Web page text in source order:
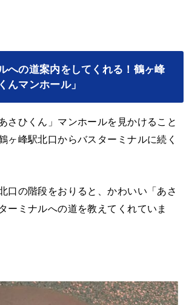
への道案内をしてくれる！鶴ヶ峰
んマンホール」
さひくん」マンホールを見かけること
ヶ峰駅北口からバスターミナルに続く
口の階段をおりると、かわいい「あさ
ーミナルへの道を教えてくれていま